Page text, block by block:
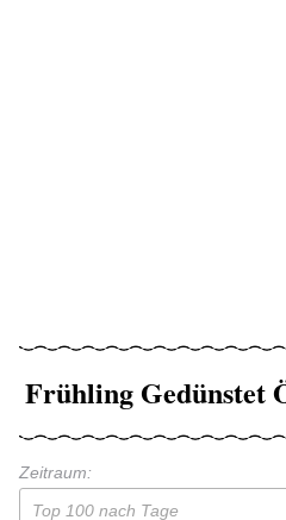
Frühling Gedünstet
Zeitraum:
Top 100 nach Tage